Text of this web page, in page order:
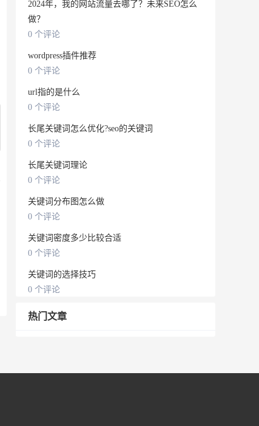
2024年，我的网站流量去哪了？未来SEO怎么
做？
0 个评论
wordpress插件推荐
0 个评论
url指的是什么
0 个评论
长尾关键词怎么优化?seo的关键词
0 个评论
长尾关键词理论
0 个评论
关键词分布图怎么做
0 个评论
关键词密度多少比较合适
0 个评论
关键词的选择技巧
0 个评论
热门文章